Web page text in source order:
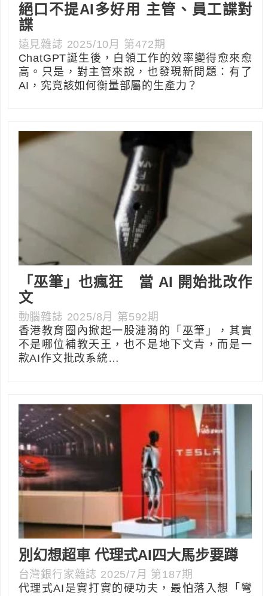
絕口不提AI多好用 主管、員工諜對
諜
遠見雜誌 2025/10月 第472期
ChatGPT誕生後，白領工作的效率變得愈來愈
高。只是，對主管來說，也發現新問題：有了
AI，究竟該如何衡量部屬的生產力？
「巫筆」也瘋狂 當 AI 開始批改作
文
動腦雜誌 2025/8月 第592期
香港教育圈內掀起一股漣漪的「巫筆」，其實
不是哪位補教天王，也不是地下文青，而是一
款AI作文批改系統…
別幻想超車 代理式AI四大馬步要蹲
台灣銀行家雜誌 2025/7月 第187期
代理式AI是實打實的硬功夫，最怕落入想「彎